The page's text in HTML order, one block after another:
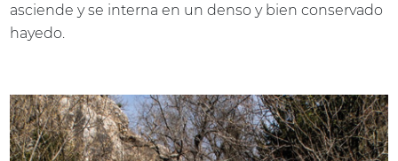
asciende y se interna en un denso y bien conservado
hayedo.